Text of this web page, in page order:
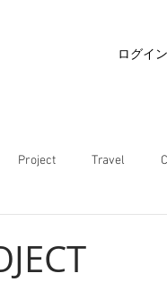
ログイン
Project Travel